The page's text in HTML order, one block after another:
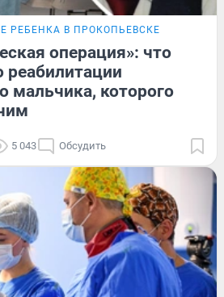
РЕБЕНКА В ПРОКОПЬЕВСКЕ
операция»: что
реабилитации
мальчика, которого
5 043 Обсудить